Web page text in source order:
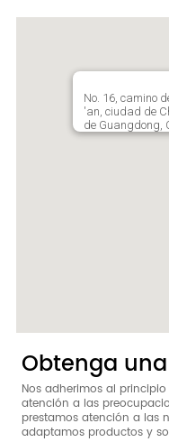
No. 16, camino
'an, ciudad de
de Guangdong,
Obtenga
Nos adherimos al
atención a las
prestamos atención a las
adaptamos productos y